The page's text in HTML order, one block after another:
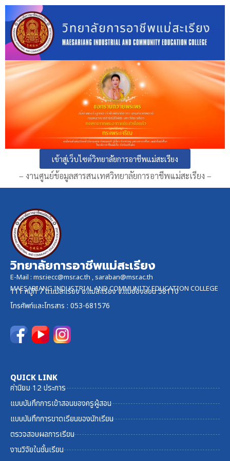
เข้าสู่เว็บไซต์วิทยาลัยการอาชีพแม่สะเรียง
– งานศูนย์ข้อมูลสารสนเทศวิทยาลัยการอาชีพแม่สะเรียง –
วิทยาลัยการอาชีพแม่สะเรียง
E-Mail : msr.iecc@msr.ac.th ,saraban@msr.ac.th
MAESARIANG INDUSTRIAL AND COMMUNITY EDUCATION COLLEGE
111 หมู่ที่ 7 ต.แม่สะเรียง อ.แม่สะเรียง จ.แม่ฮ่องสอน 58110
โทรศัพท์และโทรสาร : 053-681576
QUICK LINK
ค่านิยม 12 ประการ
แบบบันทึกการเข้าสอนของครูผู้สอน
แบบบันทึกการขาดเรียนของนักเรียน
ตรวจสอบผลการเรียน
งานวิจัยในชั้นเรียน